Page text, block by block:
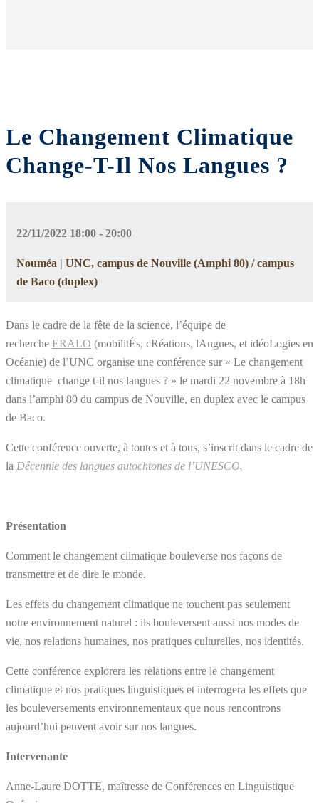
Le Changement Climatique
Change-T-Il Nos Langues ?
22/11/2022 18:00 - 20:00
Nouméa | UNC, campus de Nouville (Amphi 80) / campus
de Baco (duplex)
Dans le cadre de la fête de la science, l’équipe de
recherche ERALO (mobilitÉs, cRéations, lAngues, et idéoLogies en
Océanie) de l’UNC organise une conférence sur « Le changement
climatique change t-il nos langues ? » le mardi 22 novembre à 18h
dans l’amphi 80 du campus de Nouville, en duplex avec le campus
de Baco.
Cette conférence ouverte, à toutes et à tous, s’inscrit dans le cadre de
la Décennie des langues autochtones de l’UNESCO.
Présentation
Comment le changement climatique bouleverse nos façons de
transmettre et de dire le monde.
Les effets du changement climatique ne touchent pas seulement
notre environnement naturel : ils bouleversent aussi nos modes de
vie, nos relations humaines, nos pratiques culturelles, nos identités.
Cette conférence explorera les relations entre le changement
climatique et nos pratiques linguistiques et interrogera les effets que
les bouleversements environnementaux que nous rencontrons
aujourd’hui peuvent avoir sur nos langues.
Intervenante
Anne-Laure DOTTE, maîtresse de Conférences en Linguistique